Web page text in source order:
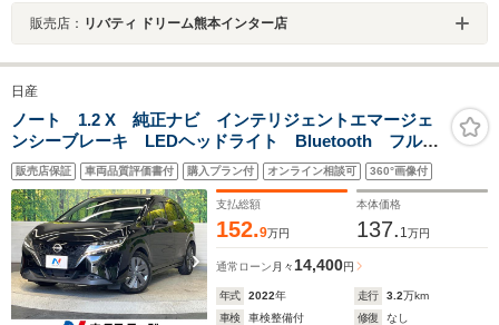
販売店： リバティ ドリーム熊本インター店
日産
ノート 1.2 X 純正ナビ インテリジェントエマージェ
ンシーブレーキ LEDヘッドライト Bluetooth フルセ
グ インテリキー ハイビームアシスト オートブレー
キホールド オートライト
販売店保証 車両品質評価書付 購入プラン付 オンライン相談可 360°画像付
支払総額
152.9万円
本体価格
137. 1 万円
通常ローン 月々 14,400円
年式 2022年 走行 3.2万km
車検
車検整備付 修復
なし